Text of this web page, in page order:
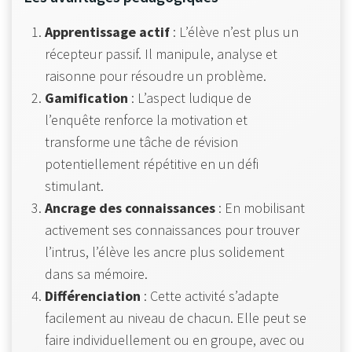
Apprentissage actif : L’élève n’est plus un
récepteur passif. Il manipule, analyse et
raisonne pour résoudre un problème.
Gamification : L’aspect ludique de
l’enquête renforce la motivation et
transforme une tâche de révision
potentiellement répétitive en un défi
stimulant.
Ancrage des connaissances : En mobilisant
activement ses connaissances pour trouver
l’intrus, l’élève les ancre plus solidement
dans sa mémoire.
Différenciation : Cette activité s’adapte
facilement au niveau de chacun. Elle peut se
faire individuellement ou en groupe, avec ou